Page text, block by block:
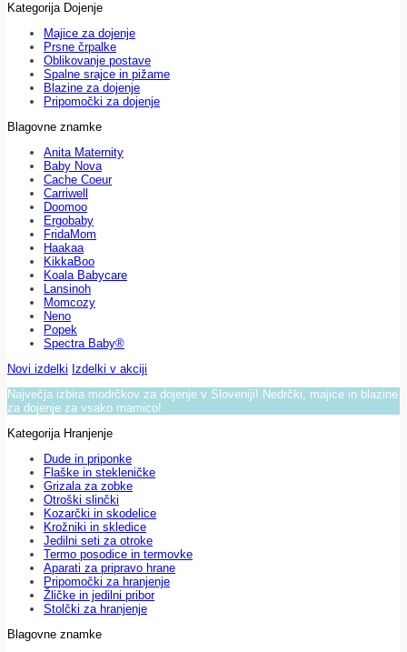
Kategorija Dojenje
Majice za dojenje
Prsne črpalke
Oblikovanje postave
Spalne srajce in pižame
Blazine za dojenje
Pripomočki za dojenje
Blagovne znamke
Anita Maternity
Baby Nova
Cache Coeur
Carriwell
Doomoo
Ergobaby
FridaMom
Haakaa
KikkaBoo
Koala Babycare
Lansinoh
Momcozy
Neno
Popek
Spectra Baby®
Novi izdelki Izdelki v akciji
Največja izbira modrčkov za dojenje v Sloveniji! Nedrčki, majice in blazine
za dojenje za vsako mamico!
Kategorija Hranjenje
Dude in priponke
Flaške in stekleničke
Grizala za zobke
Otroški slinčki
Kozarčki in skodelice
Krožniki in skledice
Jedilni seti za otroke
Termo posodice in termovke
Aparati za pripravo hrane
Pripomočki za hranjenje
Žličke in jedilni pribor
Stolčki za hranjenje
Blagovne znamke